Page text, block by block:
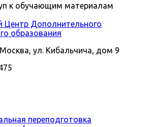
к обучающим материалам
Центр Дополнительного
образования
Москва, ул. Кибальчича, дом 9
переподготовка